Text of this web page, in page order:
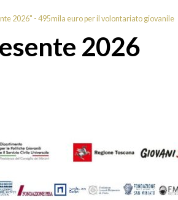
2026" - 495mila euro per il volontariato giovanile
2026